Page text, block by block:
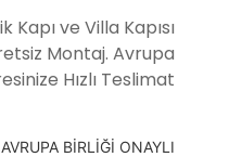
ve Villa Kapısı
Montaj. Avrupa
Hızlı Teslimat
AVRUPA BİRLİĞİ ONAYLI